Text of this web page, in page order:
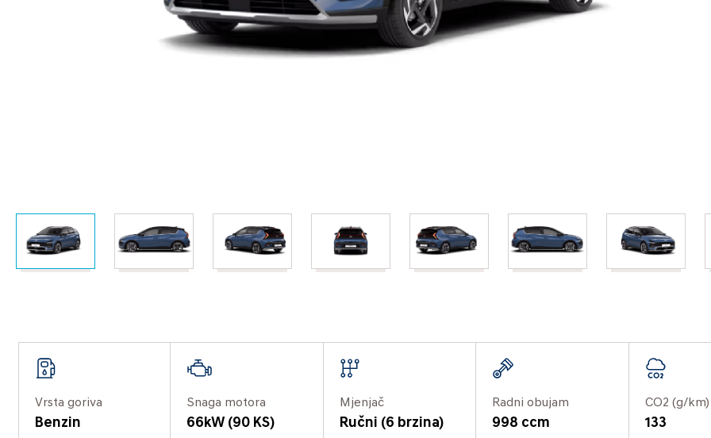
Vrsta goriva
Benzin
Snaga motora
66kW (90 KS)
Mjenjač
Ručni (6 brzina)
Radni obujam
998 ccm
CO2 (g/km)
133